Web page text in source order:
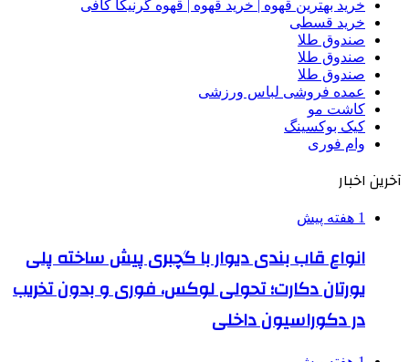
خرید بهترین قهوه | خرید قهوه | قهوه گرنیکا کافی
خرید قسطی
صندوق طلا
صندوق طلا
صندوق طلا
عمده فروشی لباس ورزشی
کاشت مو
کیک بوکسینگ
وام فوری
آخرین اخبار
1 هفته پیش
انواع قاب بندی دیوار با گچبری پیش ساخته پلی
یورتان دکارت؛ تحولی لوکس، فوری و بدون تخریب
در دکوراسیون داخلی